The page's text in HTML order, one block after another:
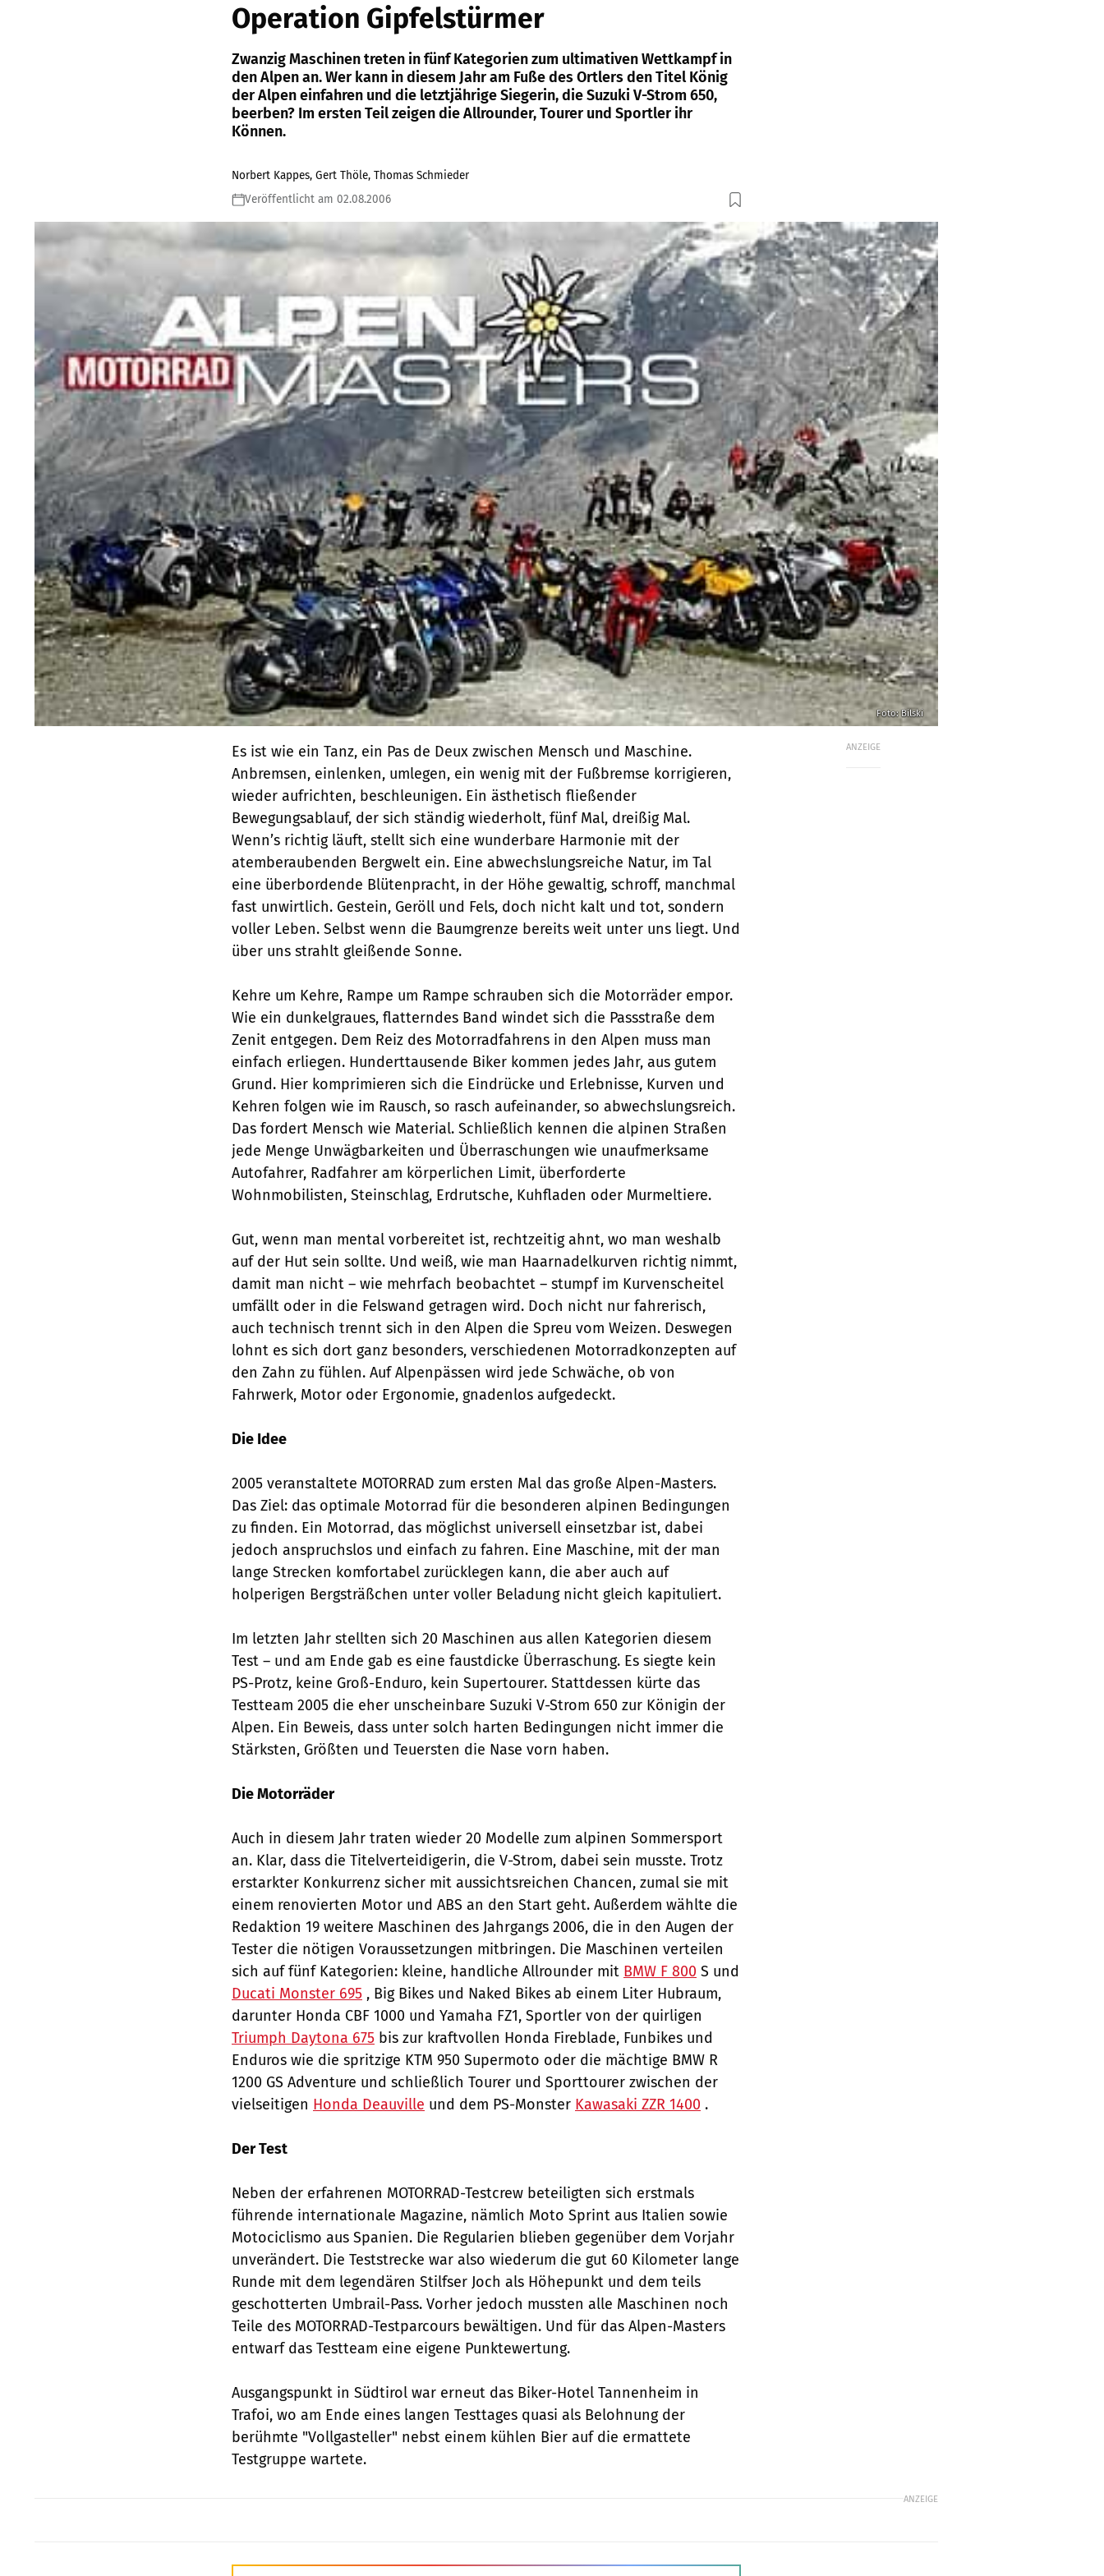
Operation Gipfelstürmer
Zwanzig Maschinen treten in fünf Kategorien zum ultimativen Wettkampf in
den Alpen an. Wer kann in diesem Jahr am Fuße des Ortlers den Titel König
der Alpen einfahren und die letztjährige Siegerin, die Suzuki V-Strom 650,
beerben? Im ersten Teil zeigen die Allrounder, Tourer und Sportler ihr
Können.
Norbert Kappes, Gert Thöle, Thomas Schmieder
Veröffentlicht am 02.08.2006
Foto: Bilski
ANZEIGE
Es ist wie ein Tanz, ein Pas de Deux zwischen Mensch und Maschine.
Anbremsen, einlenken, umlegen, ein wenig mit der Fußbremse korrigieren,
wieder aufrichten, beschleunigen. Ein ästhetisch fließender
Bewegungsablauf, der sich ständig wiederholt, fünf Mal, dreißig Mal.
Wenn’s richtig läuft, stellt sich eine wunderbare Harmonie mit der
atemberaubenden Bergwelt ein. Eine abwechslungsreiche Natur, im Tal
eine überbordende Blütenpracht, in der Höhe gewaltig, schroff, manchmal
fast unwirtlich. Gestein, Geröll und Fels, doch nicht kalt und tot, sondern
voller Leben. Selbst wenn die Baumgrenze bereits weit unter uns liegt. Und
über uns strahlt gleißende Sonne.
Kehre um Kehre, Rampe um Rampe schrauben sich die Motorräder empor.
Wie ein dunkelgraues, flatterndes Band windet sich die Passstraße dem
Zenit entgegen. Dem Reiz des Motorradfahrens in den Alpen muss man
einfach erliegen. Hunderttausende Biker kommen jedes Jahr, aus gutem
Grund. Hier komprimieren sich die Eindrücke und Erlebnisse, Kurven und
Kehren folgen wie im Rausch, so rasch aufeinander, so abwechslungsreich.
Das fordert Mensch wie Material. Schließlich kennen die alpinen Straßen
jede Menge Unwägbarkeiten und Überraschungen wie unaufmerksame
Autofahrer, Radfahrer am körperlichen Limit, überforderte
Wohnmobilisten, Steinschlag, Erdrutsche, Kuhfladen oder Murmeltiere.
Gut, wenn man mental vorbereitet ist, rechtzeitig ahnt, wo man weshalb
auf der Hut sein sollte. Und weiß, wie man Haarnadelkurven richtig nimmt,
damit man nicht – wie mehrfach beobachtet – stumpf im Kurvenscheitel
umfällt oder in die Felswand getragen wird. Doch nicht nur fahrerisch,
auch technisch trennt sich in den Alpen die Spreu vom Weizen. Deswegen
lohnt es sich dort ganz besonders, verschiedenen Motorradkonzepten auf
den Zahn zu fühlen. Auf Alpenpässen wird jede Schwäche, ob von
Fahrwerk, Motor oder Ergonomie, gnadenlos aufgedeckt.
Die Idee
2005 veranstaltete MOTORRAD zum ersten Mal das große Alpen-Masters.
Das Ziel: das optimale Motorrad für die besonderen alpinen Bedingungen
zu finden. Ein Motorrad, das möglichst universell einsetzbar ist, dabei
jedoch anspruchslos und einfach zu fahren. Eine Maschine, mit der man
lange Strecken komfortabel zurücklegen kann, die aber auch auf
holperigen Bergsträßchen unter voller Beladung nicht gleich kapituliert.
Im letzten Jahr stellten sich 20 Maschinen aus allen Kategorien diesem
Test – und am Ende gab es eine faustdicke Überraschung. Es siegte kein
PS-Protz, keine Groß-Enduro, kein Supertourer. Stattdessen kürte das
Testteam 2005 die eher unscheinbare Suzuki V-Strom 650 zur Königin der
Alpen. Ein Beweis, dass unter solch harten Bedingungen nicht immer die
Stärksten, Größten und Teuersten die Nase vorn haben.
Die Motorräder
Auch in diesem Jahr traten wieder 20 Modelle zum alpinen Sommersport
an. Klar, dass die Titelverteidigerin, die V-Strom, dabei sein musste. Trotz
erstarkter Konkurrenz sicher mit aussichtsreichen Chancen, zumal sie mit
einem renovierten Motor und ABS an den Start geht. Außerdem wählte die
Redaktion 19 weitere Maschinen des Jahrgangs 2006, die in den Augen der
Tester die nötigen Voraussetzungen mitbringen. Die Maschinen verteilen
sich auf fünf Kategorien: kleine, handliche Allrounder mit BMW F 800 S und
Ducati Monster 695 , Big Bikes und Naked Bikes ab einem Liter Hubraum,
darunter Honda CBF 1000 und Yamaha FZ1, Sportler von der quirligen
Triumph Daytona 675 bis zur kraftvollen Honda Fireblade, Funbikes und
Enduros wie die spritzige KTM 950 Supermoto oder die mächtige BMW R
1200 GS Adventure und schließlich Tourer und Sporttourer zwischen der
vielseitigen Honda Deauville und dem PS-Monster Kawasaki ZZR 1400 .
Der Test
Neben der erfahrenen MOTORRAD-Testcrew beteiligten sich erstmals
führende internationale Magazine, nämlich Moto Sprint aus Italien sowie
Motociclismo aus Spanien. Die Regularien blieben gegenüber dem Vorjahr
unverändert. Die Teststrecke war also wiederum die gut 60 Kilometer lange
Runde mit dem legendären Stilfser Joch als Höhepunkt und dem teils
geschotterten Umbrail-Pass. Vorher jedoch mussten alle Maschinen noch
Teile des MOTORRAD-Testparcours bewältigen. Und für das Alpen-Masters
entwarf das Testteam eine eigene Punktewertung.
Ausgangspunkt in Südtirol war erneut das Biker-Hotel Tannenheim in
Trafoi, wo am Ende eines langen Testtages quasi als Belohnung der
berühmte "Vollgasteller" nebst einem kühlen Bier auf die ermattete
Testgruppe wartete.
ANZEIGE